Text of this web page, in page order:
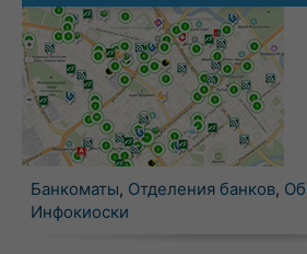
Банкоматы, Отделения банков,
Инфокиоски